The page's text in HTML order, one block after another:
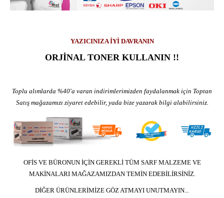
YAZICINIZA İYİ DAVRANIN
ORJİNAL TONER KULLANIN !!
Toplu alımlarda %40'a varan indirimlerimizden faydalanmak için Toptan
Satış mağazamızı ziyaret edebilir, yada bize yazarak bilgi alabilirsiniz.
OFİS VE BÜRONUN İÇİN GEREKLİ TÜM SARF MALZEME VE
MAKİNALARI MAĞAZAMIZDAN TEMİN EDEBİLİRSİNİZ.
DİĞER ÜRÜNLERİMİZE GÖZ ATMAYI UNUTMAYIN...